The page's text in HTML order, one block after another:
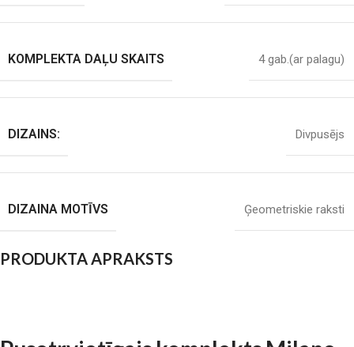
KOMPLEKTA DAĻU SKAITS 4 gab.(ar palagu)
DIZAINS: Divpusējs
DIZAINA MOTĪVS Ģeometriskie raksti
PRODUKTA APRAKSTS